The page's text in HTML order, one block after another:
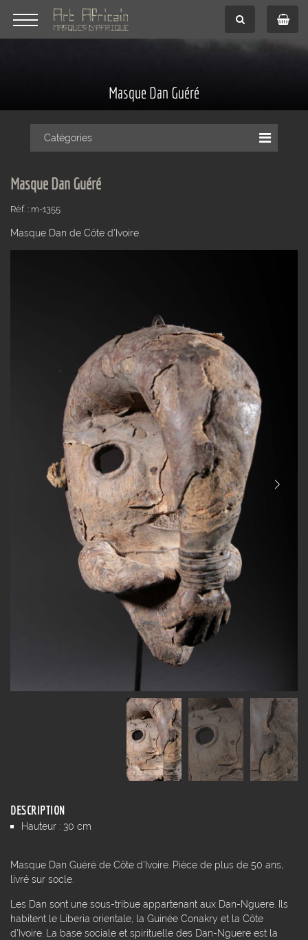
Masque Dan Guéré
Catégories
Masque Dan Guéré
Réf. : m-1355
Masque Dan de Côte d'Ivoire.
DESCRIPTION
Hauteur : 30 cm
Masque Dan Guéré de Côte d'Ivoire. Pièce de plus de 50 ans,
livré sur socle.
Les Dan sont une sous-tribue appartenant aux Dan-Nguere. Ils
habitent le Liberia orientale, la Guinée Conakry et la Côte
d'Ivoire. La base sociale et spirituelle des Dan-Nguere est la